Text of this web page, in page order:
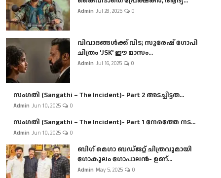
Admin Jul 28, 2025 0
വിവാദങ്ങൾക്ക് വിട; സുരേഷ് ഗോപി
ചിത്രം 'JSK' ഈ മാസം...
Admin Jul 16, 2025 0
സംഗതി (Sangathi – The Incident)- Part 2 അടച്ചിട്ടത...
Admin Jun 10, 2025 0
സംഗതി (Sangathi – The Incident)- Part 1 നേരത്തേ നട...
Admin Jun 10, 2025 0
ബി​ഗ് മെഗാ ബഡ്ജറ്റ് ചിത്രവുമായി
ഗോകുലം ഗോപാലൻ- ഉണ്...
Admin May 5, 2025 0